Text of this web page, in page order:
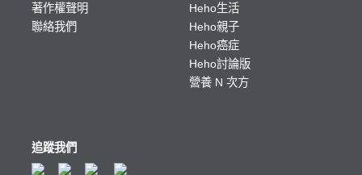
著作權聲明
聯絡我們
Heho生活
Heho親子
Heho癌症
Heho討論版
營養 N 次方
追蹤我們